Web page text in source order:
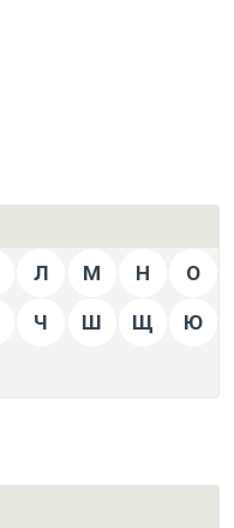
Л М Н О
Ч Ш Щ Ю